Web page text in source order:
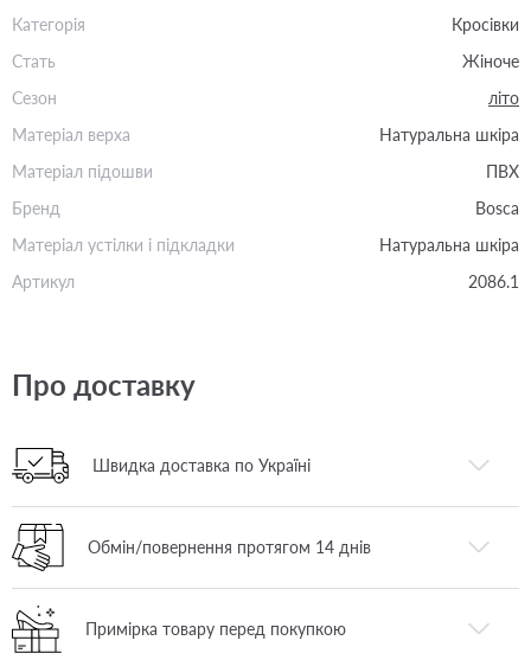
Категорія
Кросівки
Стать
Жіноче
Сезон
літо
Матеріал верха
Натуральна шкіра
Матеріал підошви
ПВХ
Бренд
Bosca
Матеріал устілки і підкладки
Натуральна шкіра
Артикул
2086.1
Про доставку
Швидка доставка по Україні
Обмін/повернення протягом 14 днів
Примірка товару перед покупкою